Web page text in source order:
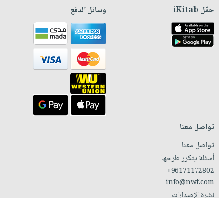
حمّل iKitab وسائل الدفع
تواصل معنا
تواصل معنا
أسئلة يتكرر طرحها
+96171172802
info@nwf.com